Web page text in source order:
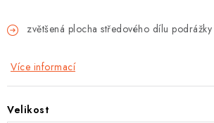
zvětšená plocha středového dílu podrážky
Více informací
Velikost